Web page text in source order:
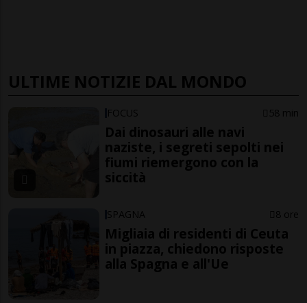
ULTIME NOTIZIE DAL MONDO
FOCUS 58 min
Dai dinosauri alle navi
naziste, i segreti sepolti nei
fiumi riemergono con la
siccità
SPAGNA 8 ore
Migliaia di residenti di Ceuta
in piazza, chiedono risposte
alla Spagna e all'Ue